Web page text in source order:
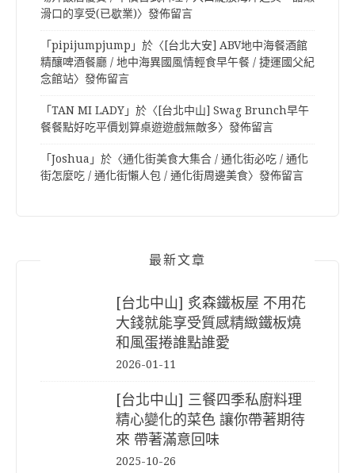
滑口的享受(已歇業)〉發佈留言
「pipijumpjump 」於〈 [台北大安] ABV地中海餐酒館
精釀啤酒餐廳 / 地中海異國風情輕食早午餐 / 捷運國父紀
念館站〉發佈留言
「TAN MI LADY」於〈 [台北中山] Swag Brunch早午
餐餐點好吃平價划算桌遊遊戲無敵多〉發佈留言
「Joshua 」於〈通化街美食大集合 / 通化街必吃 / 通化
街怎麼吃 / 通化街懶人包 / 通化街周邊美食〉發佈留言
最新文章
[台北中山] 炙森鐵板屋 不用花
大錢就能享受質感精緻鐵板燒
和風蛋捲誰點誰愛
2026-01-11
[台北中山] 三餐四季私廚料理
精心變化的菜色 讓你帶著期待
來 帶著滿意回味
2025-10-26